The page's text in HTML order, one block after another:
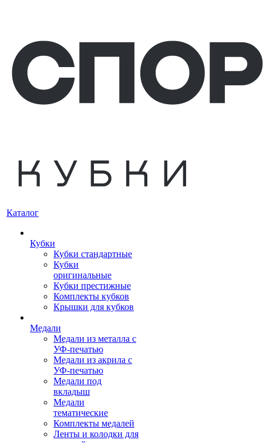
Каталог
Кубки
Кубки стандартные
Кубки
оригинальные
Кубки престижные
Комплекты кубков
Крышки для кубков
Медали
Медали из металла с
УФ-печатью
Медали из акрила с
УФ-печатью
Медали под
вкладыш
Медали
тематические
Комплекты медалей
Ленты и колодки для